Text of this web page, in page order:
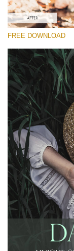
Entire
(2067 Lr Presets)
FREE DOWNLOAD